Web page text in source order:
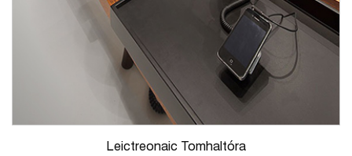
Leictreonaic Tomhaltóra